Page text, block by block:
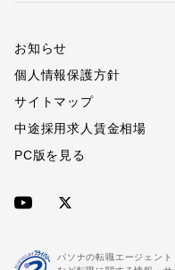
お知らせ
個人情報保護方針
サイトマップ
中途採用求人賃金相場
PC版を見る
パソナの転職エージェン